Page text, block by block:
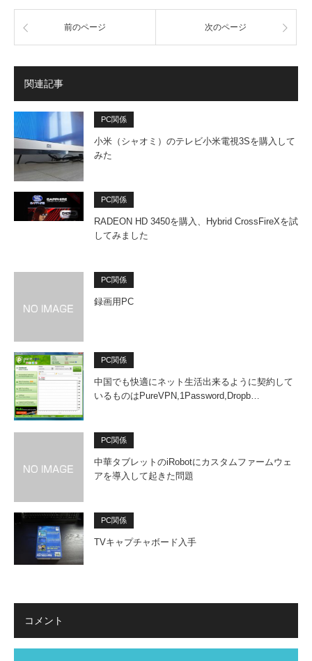
前のページ 次のページ
関連記事
PC関係
小米（シャオミ）のテレビ小米電視3Sを購入して
みた
PC関係
RADEON HD 3450を購入、Hybrid CrossFireXを試
してみました
PC関係
録画用PC
PC関係
中国でも快適にネット生活出来るように契約して
いるものはPureVPN,1Password,Dropb…
PC関係
中華タブレットのiRobotにカスタムファームウェ
アを導入して起きた問題
PC関係
TVキャプチャボード入手
コメント